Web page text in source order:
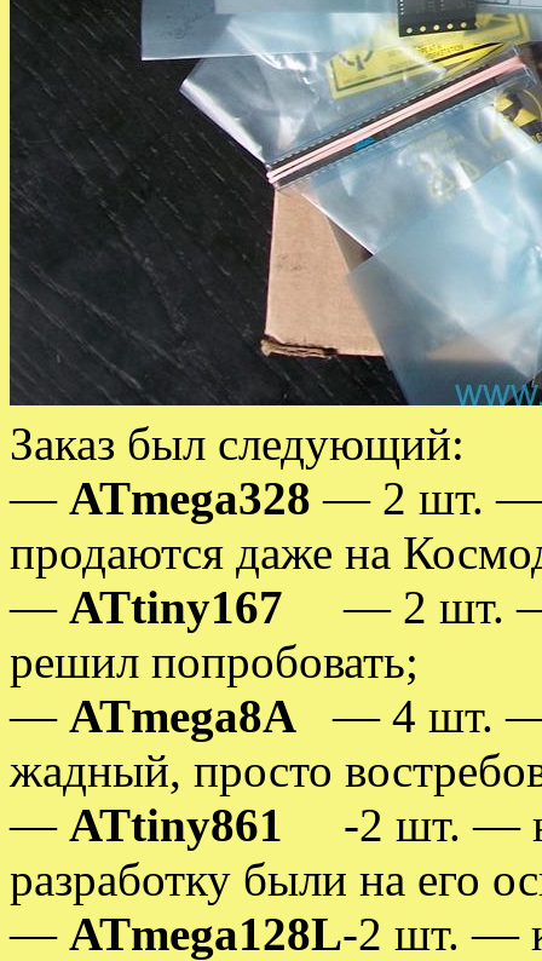
Заказ был следующий:
— ATmega328 — 2 шт. —
продаются даже на
— ATtiny167 — 2 шт. —
решил попробовать;
— ATmega8A — 4 шт. —
жадный, просто
— ATtiny861 -2 шт. —
разработку были на его
— ATmega128L-2 шт. —